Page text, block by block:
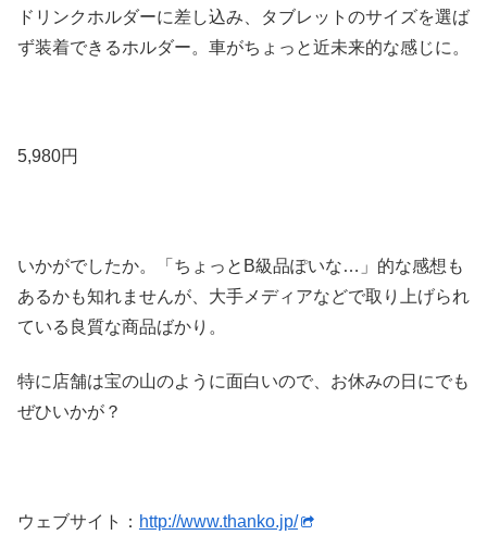
ドリンクホルダーに差し込み、タブレットのサイズを選ば
ず装着できるホルダー。車がちょっと近未来的な感じに。
5,980円
いかがでしたか。「ちょっとB級品ぽいな…」的な感想も
あるかも知れませんが、大手メディアなどで取り上げられ
ている良質な商品ばかり。
特に店舗は宝の山のように面白いので、お休みの日にでも
ぜひいかが？
ウェブサイト： http://www.thanko.jp/